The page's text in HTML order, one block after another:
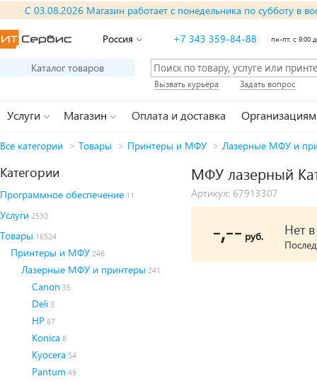
С 03.08.2026 Магазин работает с понедельника по субботу в
Россия +7 343 359-84-88 пн-пт: с 9:00
Каталог товаров
Вызвать курьера Задать вопрос
Услуги Магазин Оплата и доставка Организациям
Все категории > Товары > Принтеры и МФУ > Лазерные МФУ и
Категории
Программное обеспечение 11
Услуги 2530
Товары 16524
Принтеры и МФУ 246
Лазерные МФУ и принтеры 241
Canon 35
Deli 3
HP 67
Konica 8
Kyocera 54
Pantum 49
МФУ лазерный
Артикул: 67913307
-,-- руб. Нет